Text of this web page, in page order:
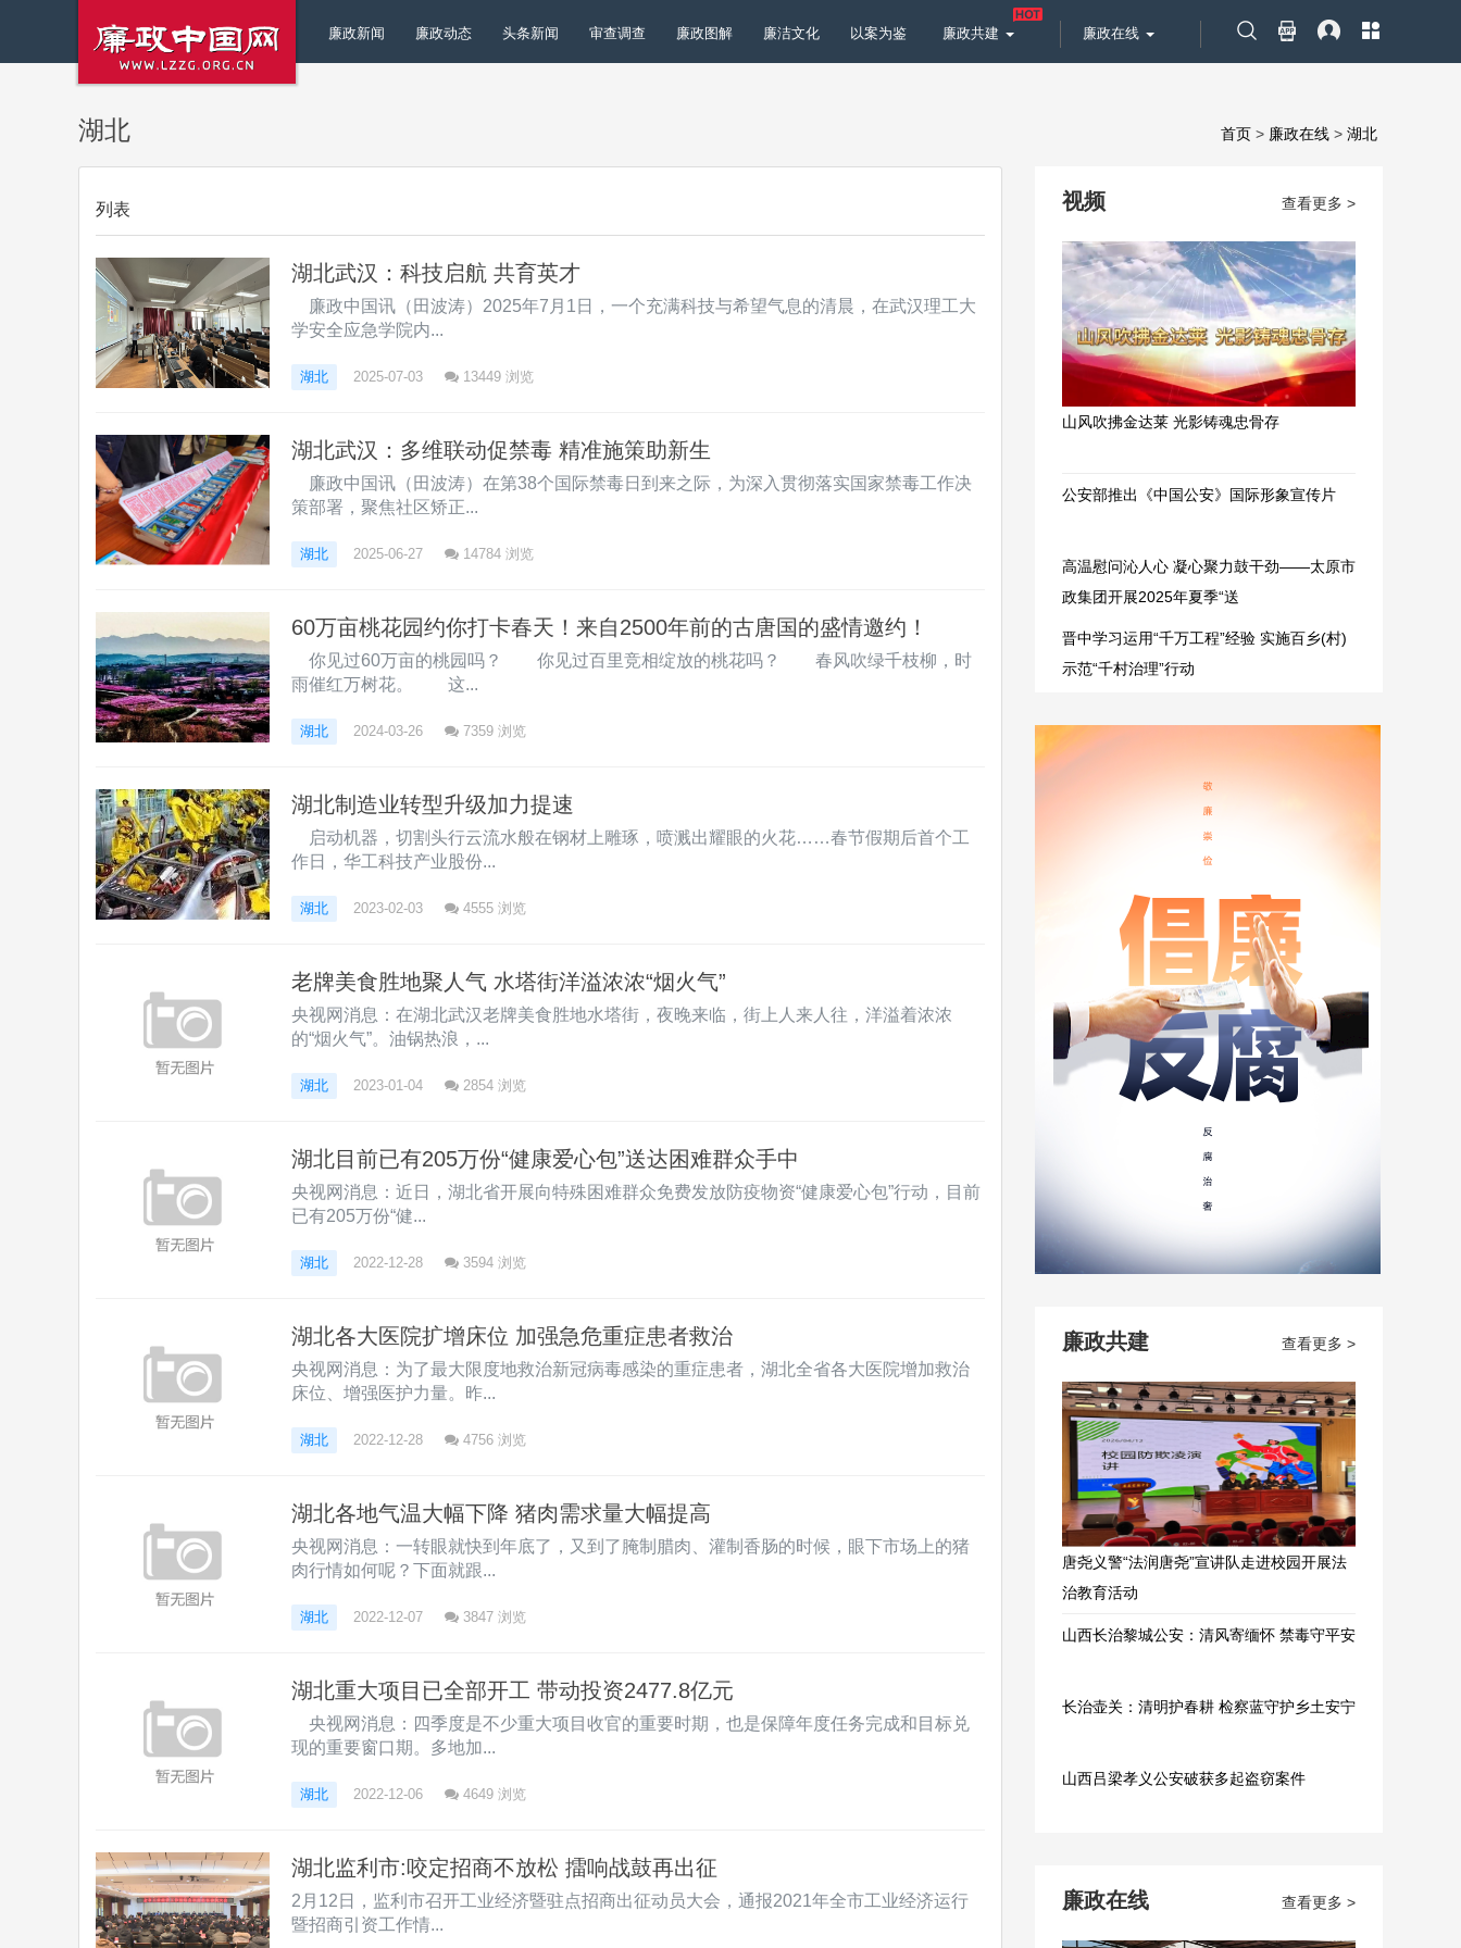
廉政新闻 廉政动态 头条新闻 审查调查 廉政图解 廉洁文化 以案为鉴 廉政共建 廉政在线
湖北 首页 > 廉政在线 > 湖北
列表
湖北武汉：科技启航 共育英才
廉政中国讯（田波涛）2025年7月1日，一个充满科技与希望气息的清晨，在武汉理工大
学安全应急学院内...
湖北 2025-07-03 13449 浏览
湖北武汉：多维联动促禁毒 精准施策助新生
廉政中国讯（田波涛）在第38个国际禁毒日到来之际，为深入贯彻落实国家禁毒工作决
策部署，聚焦社区矫正...
湖北 2025-06-27 14784 浏览
60万亩桃花园约你打卡春天！来自2500年前的古唐国的盛情邀约！
你见过60万亩的桃园吗？ 你见过百里竞相绽放的桃花吗？ 春风吹绿千枝柳，时
雨催红万树花。 这...
湖北 2024-03-26 7359 浏览
湖北制造业转型升级加力提速
启动机器，切割头行云流水般在钢材上雕琢，喷溅出耀眼的火花……春节假期后首个工
作日，华工科技产业股份...
湖北 2023-02-03 4555 浏览
老牌美食胜地聚人气 水塔街洋溢浓浓“烟火气”
央视网消息：在湖北武汉老牌美食胜地水塔街，夜晚来临，街上人来人往，洋溢着浓浓
的“烟火气”。油锅热浪，...
湖北 2023-01-04 2854 浏览
湖北目前已有205万份“健康爱心包”送达困难群众手中
央视网消息：近日，湖北省开展向特殊困难群众免费发放防疫物资“健康爱心包”行动，目前
已有205万份“健...
湖北 2022-12-28 3594 浏览
湖北各大医院扩增床位 加强急危重症患者救治
央视网消息：为了最大限度地救治新冠病毒感染的重症患者，湖北全省各大医院增加救治
床位、增强医护力量。昨...
湖北 2022-12-28 4756 浏览
湖北各地气温大幅下降 猪肉需求量大幅提高
央视网消息：一转眼就快到年底了，又到了腌制腊肉、灌制香肠的时候，眼下市场上的猪
肉行情如何呢？下面就跟...
湖北 2022-12-07 3847 浏览
湖北重大项目已全部开工 带动投资2477.8亿元
央视网消息：四季度是不少重大项目收官的重要时期，也是保障年度任务完成和目标兑
现的重要窗口期。多地加...
湖北 2022-12-06 4649 浏览
湖北监利市:咬定招商不放松 擂响战鼓再出征
2月12日，监利市召开工业经济暨驻点招商出征动员大会，通报2021年全市工业经济运行
暨招商引资工作情...
查看更多 >
视频
山风吹拂金达莱 光影铸魂忠骨存
公安部推出《中国公安》国际形象宣传片
高温慰问沁人心 凝心聚力鼓干劲——太原市
政集团开展2025年夏季“送
晋中学习运用“千万工程”经验 实施百乡(村)
示范“千村治理”行动
查看更多 >
廉政共建
唐尧义警“法润唐尧”宣讲队走进校园开展法
治教育活动
山西长治黎城公安：清风寄缅怀 禁毒守平安
长治壶关：清明护春耕 检察蓝守护乡土安宁
山西吕梁孝义公安破获多起盗窃案件
查看更多 >
廉政在线